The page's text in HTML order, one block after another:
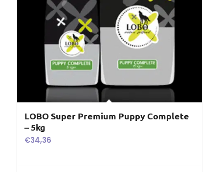
LOBO Super Premium Puppy Complete
– 5kg
€34,36